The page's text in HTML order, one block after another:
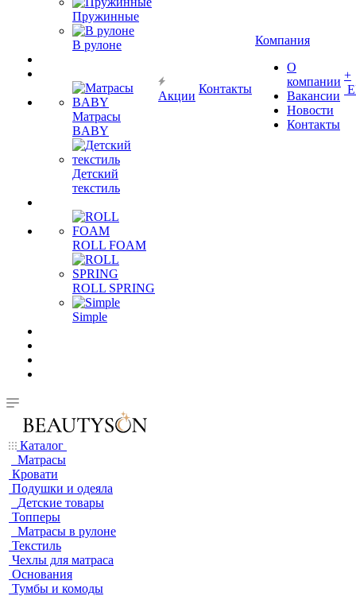
Пружинные
В рулоне
Матрасы
BABY
Детский
текстиль
ROLL FOAM
ROLL SPRING
Simple
Акции
Контакты
Компания
О
компании
Вакансии
Новости
Контакты
+
Каталог
Матрасы
Кровати
Подушки и одеяла
Детские товары
Топперы
Матрасы в рулоне
Текстиль
Чехлы для матраса
Основания
Тумбы и комоды